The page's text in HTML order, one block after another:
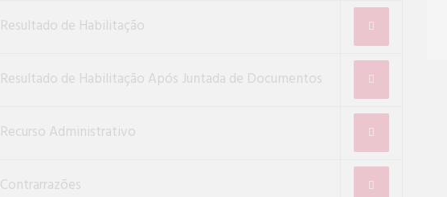
Resultado de Habilitação
Resultado de Habilitação Após Juntada de Documentos
Recurso Administrativo
Contrarrazões